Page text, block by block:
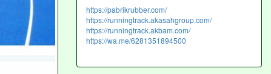
https://pabrikrubber.com/
https://runningtrack.akasahgroup.com/
https://runningtrack.akbam.com/
https://wa.me/6281351894500